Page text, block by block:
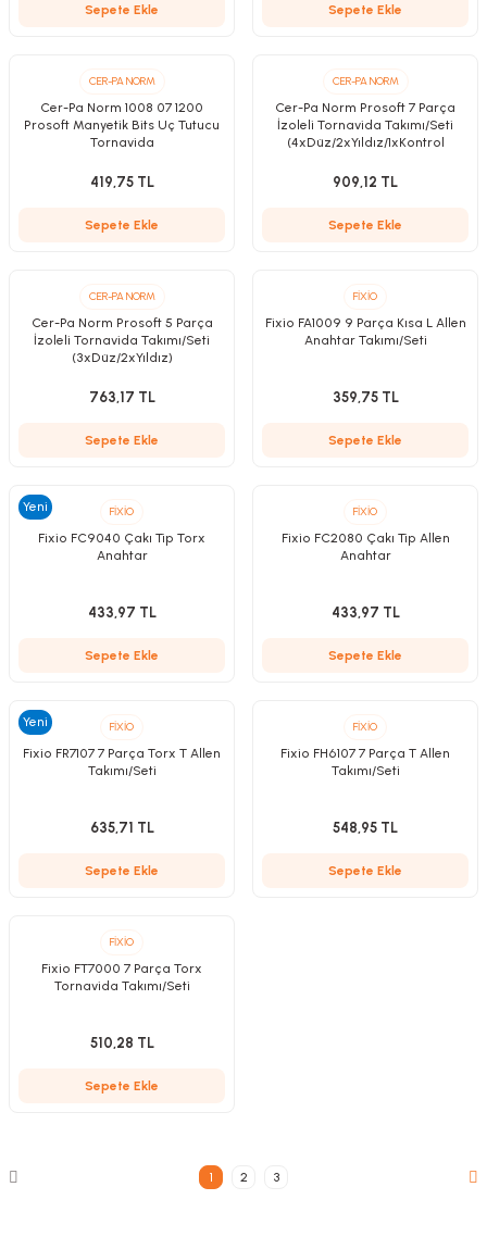
Sepete Ekle Sepete Ekle
CER-PA NORM
Cer-Pa Norm 1008 07 1200
Prosoft Manyetik Bits Uç Tutucu
Tornavida
419,75 TL
Sepete Ekle
CER-PA NORM
Cer-Pa Norm Prosoft 7 Parça
İzoleli Tornavida Takımı/Seti
(4xDüz/2xYıldız/1xKontrol
909,12 TL
Sepete Ekle
CER-PA NORM
Cer-Pa Norm Prosoft 5 Parça
İzoleli Tornavida Takımı/Seti
(3xDüz/2xYıldız)
763,17 TL
Sepete Ekle
FİXİO
Fixio FA1009 9 Parça Kısa L Allen
Anahtar Takımı/Seti
359,75 TL
Sepete Ekle
Yeni FİXİO
Fixio FC9040 Çakı Tip Torx
Anahtar
433,97 TL
Sepete Ekle
FİXİO
Fixio FC2080 Çakı Tip Allen
Anahtar
433,97 TL
Sepete Ekle
Yeni FİXİO
Fixio FR7107 7 Parça Torx T Allen
Takımı/Seti
635,71 TL
Sepete Ekle
FİXİO
Fixio FH6107 7 Parça T Allen
Takımı/Seti
548,95 TL
Sepete Ekle
FİXİO
Fixio FT7000 7 Parça Torx
Tornavida Takımı/Seti
510,28 TL
Sepete Ekle
1 2 3